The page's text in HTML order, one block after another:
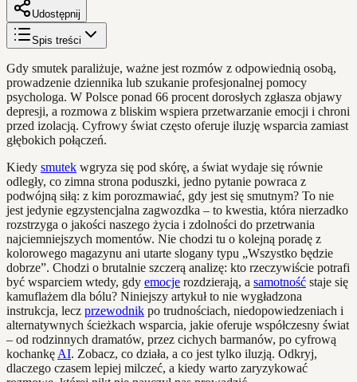
Udostępnij
Spis treści
Gdy smutek paraliżuje, ważne jest rozmów z odpowiednią osobą,
prowadzenie dziennika lub szukanie profesjonalnej pomocy
psychologa. W Polsce ponad 66 procent dorosłych zgłasza objawy
depresji, a rozmowa z bliskim wspiera przetwarzanie emocji i chroni
przed izolacją. Cyfrowy świat często oferuje iluzję wsparcia zamiast
głębokich połączeń.
Kiedy smutek wgryza się pod skórę, a świat wydaje się równie
odległy, co zimna strona poduszki, jedno pytanie powraca z
podwójną siłą: z kim porozmawiać, gdy jest się smutnym? To nie
jest jedynie egzystencjalna zagwozdka – to kwestia, która nierzadko
rozstrzyga o jakości naszego życia i zdolności do przetrwania
najciemniejszych momentów. Nie chodzi tu o kolejną poradę z
kolorowego magazynu ani utarte slogany typu „Wszystko będzie
dobrze”. Chodzi o brutalnie szczerą analizę: kto rzeczywiście potrafi
być wsparciem wtedy, gdy emocje rozdzierają, a samotność staje się
kamuflażem dla bólu? Niniejszy artykuł to nie wygładzona
instrukcja, lecz przewodnik po trudnościach, niedopowiedzeniach i
alternatywnych ścieżkach wsparcia, jakie oferuje współczesny świat
– od rodzinnych dramatów, przez cichych barmanów, po cyfrową
kochankę AI. Zobacz, co działa, a co jest tylko iluzją. Odkryj,
dlaczego czasem lepiej milczeć, a kiedy warto zaryzykować